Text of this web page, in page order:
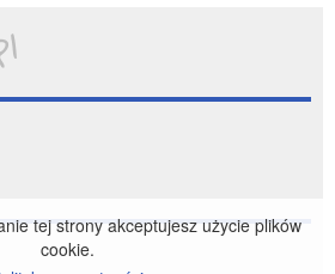
tej strony akceptujesz użycie plików
cookie.